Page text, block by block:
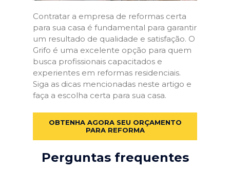
Contratar a empresa de reformas certa
para sua casa é fundamental para garantir
um resultado de qualidade e satisfação. O
Grifo é uma excelente opção para quem
busca profissionais capacitados e
experientes em reformas residenciais.
Siga as dicas mencionadas neste artigo e
faça a escolha certa para sua casa.
OBTENHA AGORA SEU ORÇAMENTO
PARA REFORMA
Perguntas frequentes